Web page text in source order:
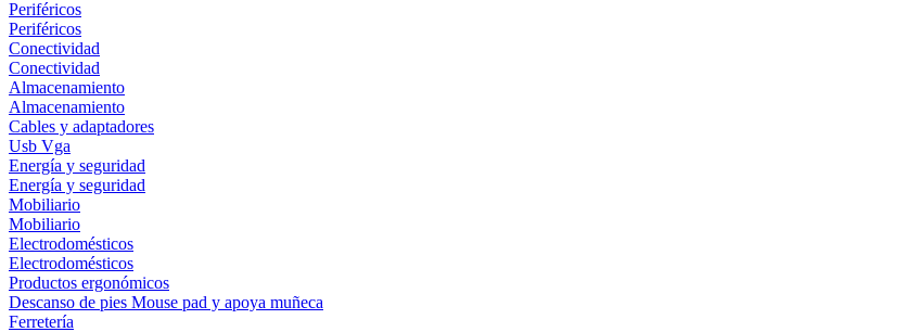
Periféricos
Periféricos
Conectividad
Conectividad
Almacenamiento
Almacenamiento
Cables y adaptadores
Usb Vga
Energía y seguridad
Energía y seguridad
Mobiliario
Mobiliario
Electrodomésticos
Electrodomésticos
Productos ergonómicos
Descanso de pies Mouse pad y apoya muñeca
Ferretería